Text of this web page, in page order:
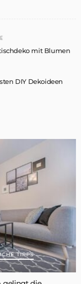
mit Blumen
DIY Dekoideen
TIPPS